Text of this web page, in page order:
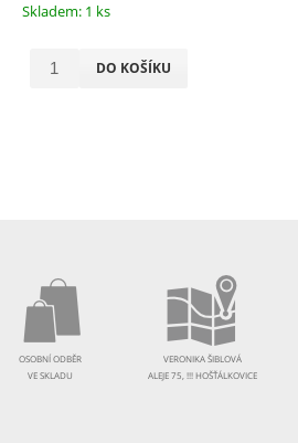
Skladem: 1 ks
DO KOŠÍKU
OSOBNÍ ODBĚR
VE SKLADU
VERONIKA ŠIBLOVÁ
ALEJE 75, !!! HOŠŤÁLKOVICE